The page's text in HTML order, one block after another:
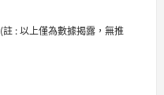
(註 : 以上僅為數據揭露，無推